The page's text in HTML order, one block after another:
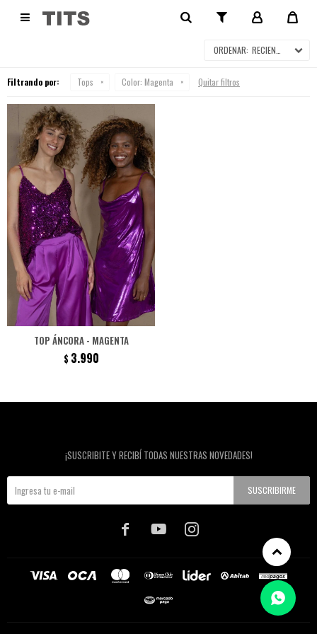

RECIENTES
Filtrando por: Tops Color: Magenta Quitar filtros
TOP ÁNCORA - MAGENTA
$ 3.990
¡SUSCRIBITE Y RECIBÍ TODAS NUESTRAS NOVEDADES!
SUSCRIBIRME
  